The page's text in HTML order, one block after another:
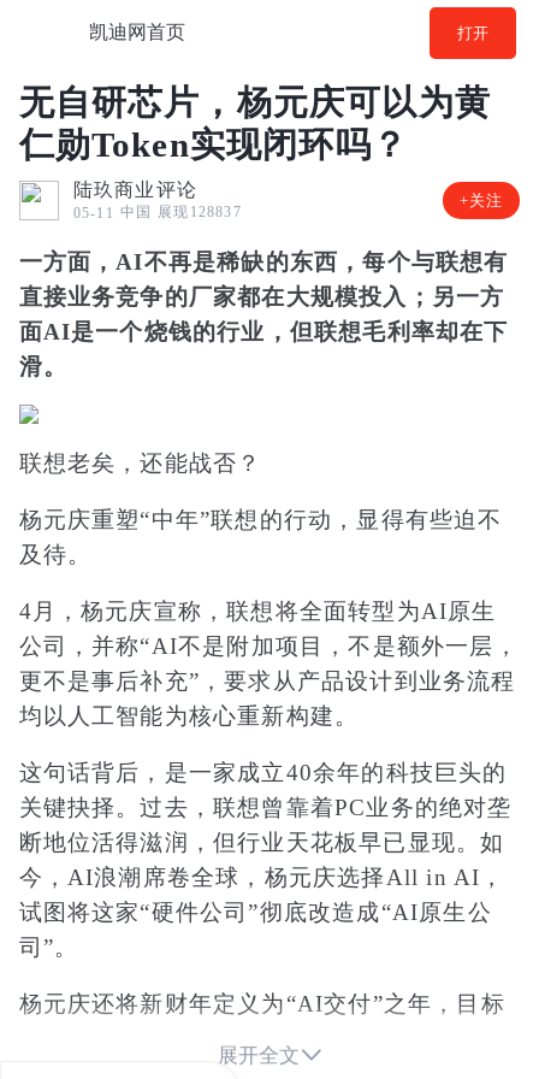
凯迪网首页 打开
无自研芯片，杨元庆可以为黄
仁勋Token实现闭环吗？
陆玖商业评论
05-11 中国 展现128837
+关注
一方面，AI不再是稀缺的东西，每个与联想有
直接业务竞争的厂家都在大规模投入；另一方
面AI是一个烧钱的行业，但联想毛利率却在下
滑。
联想老矣，还能战否？
杨元庆重塑“中年”联想的行动，显得有些迫不
及待。
4月，杨元庆宣称，联想将全面转型为AI原生
公司，并称“AI不是附加项目，不是额外一层，
更不是事后补充”，要求从产品设计到业务流程
均以人工智能为核心重新构建。
这句话背后，是一家成立40余年的科技巨头的
关键抉择。过去，联想曾靠着PC业务的绝对垄
断地位活得滋润，但行业天花板早已显现。如
今，AI浪潮席卷全球，杨元庆选择All in AI，
试图将这家“硬件公司”彻底改造成“AI原生公
司”。
杨元庆还将新财年定义为“AI交付”之年，目标
展开全文